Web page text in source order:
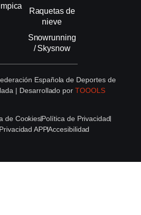
Raquetas de
nieve
Snowrunning
/ Skysnow
Española de Deportes de
| Desarrollado porTOOOLS
de CookiesPolítica de Privacidad
APPAccesibilidad